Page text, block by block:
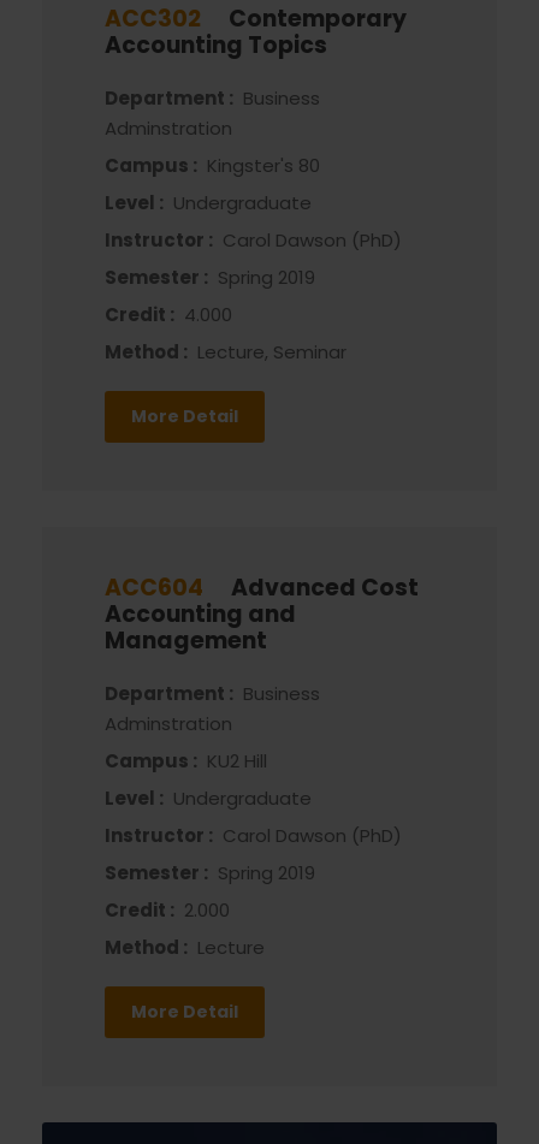
ACC302
Contemporary
Accounting Topics
Department : Business
Adminstration
Campus : Kingster's 80
Level : Undergraduate
Instructor : Carol Dawson (PhD)
Semester : Spring 2019
Credit : 4.000
Method : Lecture, Seminar
More Detail
ACC604
Advanced Cost
Accounting and
Management
Department : Business
Adminstration
Campus : KU2 Hill
Level : Undergraduate
Instructor : Carol Dawson (PhD)
Semester : Spring 2019
Credit : 2.000
Method : Lecture
More Detail